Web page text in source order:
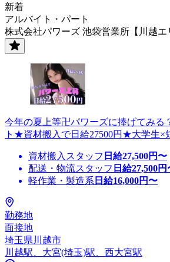
新着
アルバイト・パート
株式会社パワーズ 池袋営業所【川越エ
今年の夏上等卍パワーズに捧げてみる
ト★資材搬入で日給27500円★大学生
資材搬入スタッフ 日給27,500円〜
配送・物流スタッフ 日給27,500円
軽作業・製造系 日給16,000円〜
勤務地
面接地
埼玉県川越市
川越駅、大宮(埼玉)駅、西大宮駅